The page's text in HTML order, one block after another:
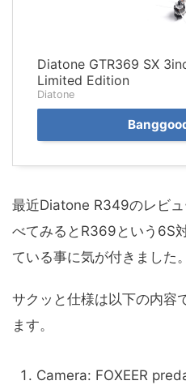
Diatone GTR369 SX
Limited Edition
Diatone
最近Diatone R349のレビ
べてみるとR369という6S
ている事に気が付きました。
サクッと仕様は以下の内容
ます。
Camera: FOXEER